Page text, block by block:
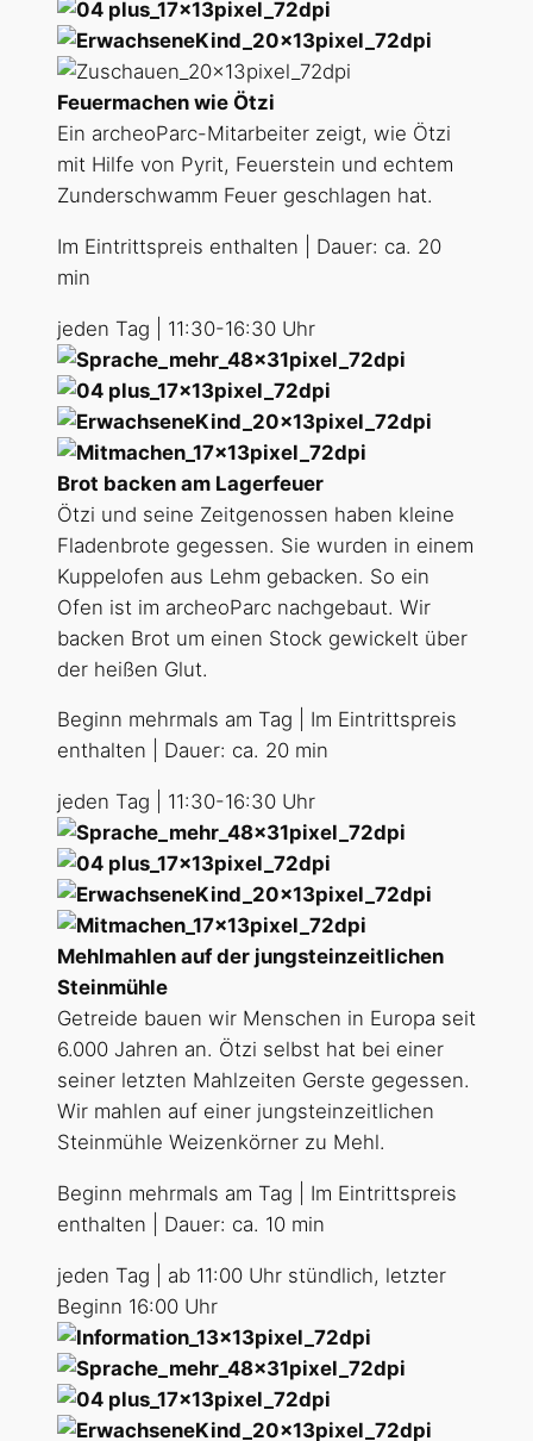
Feuermachen wie Ötzi
Ein archeoParc-Mitarbeiter zeigt, wie Ötzi
mit Hilfe von Pyrit, Feuerstein und echtem
Zunderschwamm Feuer geschlagen hat.
Im Eintrittspreis enthalten | Dauer: ca. 20
min
jeden Tag | 11:30-16:30 Uhr
Brot backen am Lagerfeuer
Ötzi und seine Zeitgenossen haben kleine
Fladenbrote gegessen. Sie wurden in einem
Kuppelofen aus Lehm gebacken. So ein
Ofen ist im archeoParc nachgebaut. Wir
backen Brot um einen Stock gewickelt über
der heißen Glut.
Beginn mehrmals am Tag | Im Eintrittspreis
enthalten | Dauer: ca. 20 min
jeden Tag | 11:30-16:30 Uhr
Mehlmahlen auf der jungsteinzeitlichen
Steinmühle
Getreide bauen wir Menschen in Europa seit
6.000 Jahren an. Ötzi selbst hat bei einer
seiner letzten Mahlzeiten Gerste gegessen.
Wir mahlen auf einer jungsteinzeitlichen
Steinmühle Weizenkörner zu Mehl.
Beginn mehrmals am Tag | Im Eintrittspreis
enthalten | Dauer: ca. 10 min
jeden Tag | ab 11:00 Uhr stündlich, letzter
Beginn 16:00 Uhr